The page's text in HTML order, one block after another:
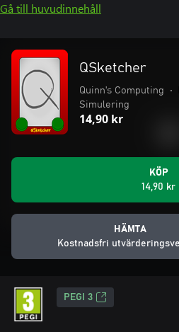
Gå till huvudinnehåll
QSketcher
Quinn's Computing •
Simulering
14,90 kr
KÖP
14,90 kr
HÄMTA
Kostnadsfri
PEGI 3